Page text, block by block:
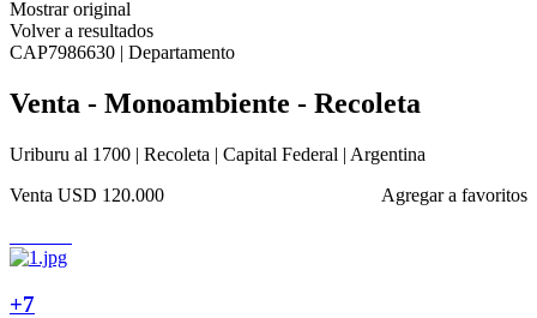
Mostrar original
Volver a resultados
CAP7986630 | Departamento
Venta - Monoambiente - Recoleta
Uriburu al 1700 | Recoleta | Capital Federal | Argentina
Agregar a favoritos
Venta USD 120.000
+7